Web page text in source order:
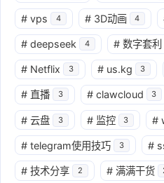
# vps 4 # 3D动画 4
# deepseek 4 # 数字套利
# Netflix 3 # us.kg 3
# 直播 3 # clawcloud 3
# 云盘 3 # 监控 3 #
# telegram使用技巧 3 #
# 技术分享 2 # 满满干货